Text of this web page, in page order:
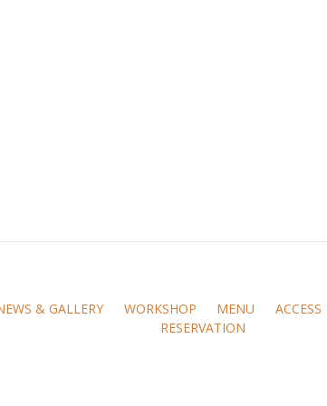
& GALLERY WORKSHOP MENU ACCESS
RESERVATION